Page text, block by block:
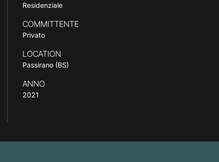
Residenziale
COMMITTENTE
Privato
LOCATION
Passirano (BS)
ANNO
2021